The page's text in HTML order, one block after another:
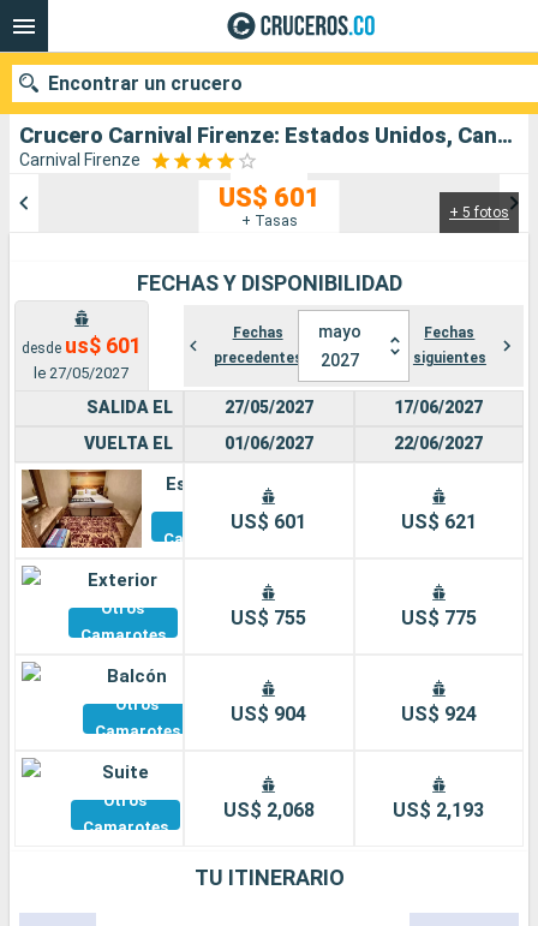
Crucero Carnival Firenze: Estados Unidos, Canadá salida desde Nueva York
Carnival Firenze
+ 5 fotos
US$ 601
+ Tasas
FECHAS Y DISPONIBILIDAD
desde us$ 601
le 27/05/2027
Fechas
precedentes
mayo
2027
Fechas
siguientes
SALIDA EL
VUELTA EL
Estándar
Camarotes
Exterior
Otros
Camarotes
Balcón
Otros
Camarotes
Suite
Otros
Camarotes
27/05/2027
01/06/2027
US$ 601
US$ 755
US$ 904
US$ 2,068
17/06/2027
22/06/2027
US$ 621
US$ 775
US$ 924
US$ 2,193
TU ITINERARIO
Encontrar un crucero
Puertos Compañías
Buscar